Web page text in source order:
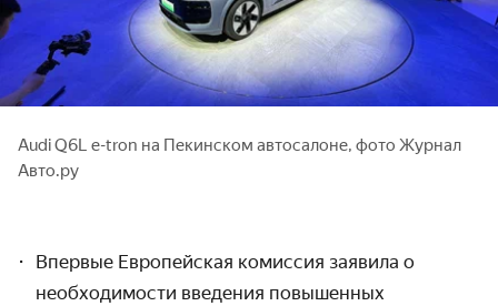
Audi Q6L e-tron на Пекинском автосалоне, фото Журнал
Авто.ру
Впервые Европейская комиссия заявила о
необходимости введения повышенных